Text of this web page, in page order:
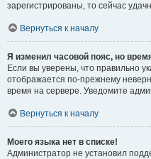
зарегистрированы, то сейчас
Вернуться к началу
Я изменил часовой пояс, но
Если вы уверены, что правильно
отображается по-прежнему
время на сервере. Уведомите
Вернуться к началу
Моего языка нет в списке!
Администратор не установил